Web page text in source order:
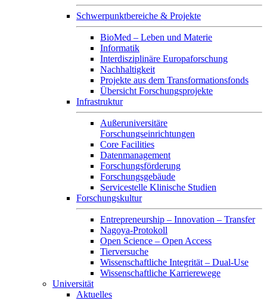
Schwerpunktbereiche & Projekte
BioMed – Leben und Materie
Informatik
Interdisziplinäre Europaforschung
Nachhaltigkeit
Projekte aus dem Transformationsfonds
Übersicht Forschungsprojekte
Infrastruktur
Außeruniversitäre
Forschungseinrichtungen
Core Facilities
Datenmanagement
Forschungsförderung
Forschungsgebäude
Servicestelle Klinische Studien
Forschungskultur
Entrepreneurship – Innovation – Transfer
Nagoya-Protokoll
Open Science – Open Access
Tierversuche
Wissenschaftliche Integrität – Dual-Use
Wissenschaftliche Karrierewege
Universität
Aktuelles